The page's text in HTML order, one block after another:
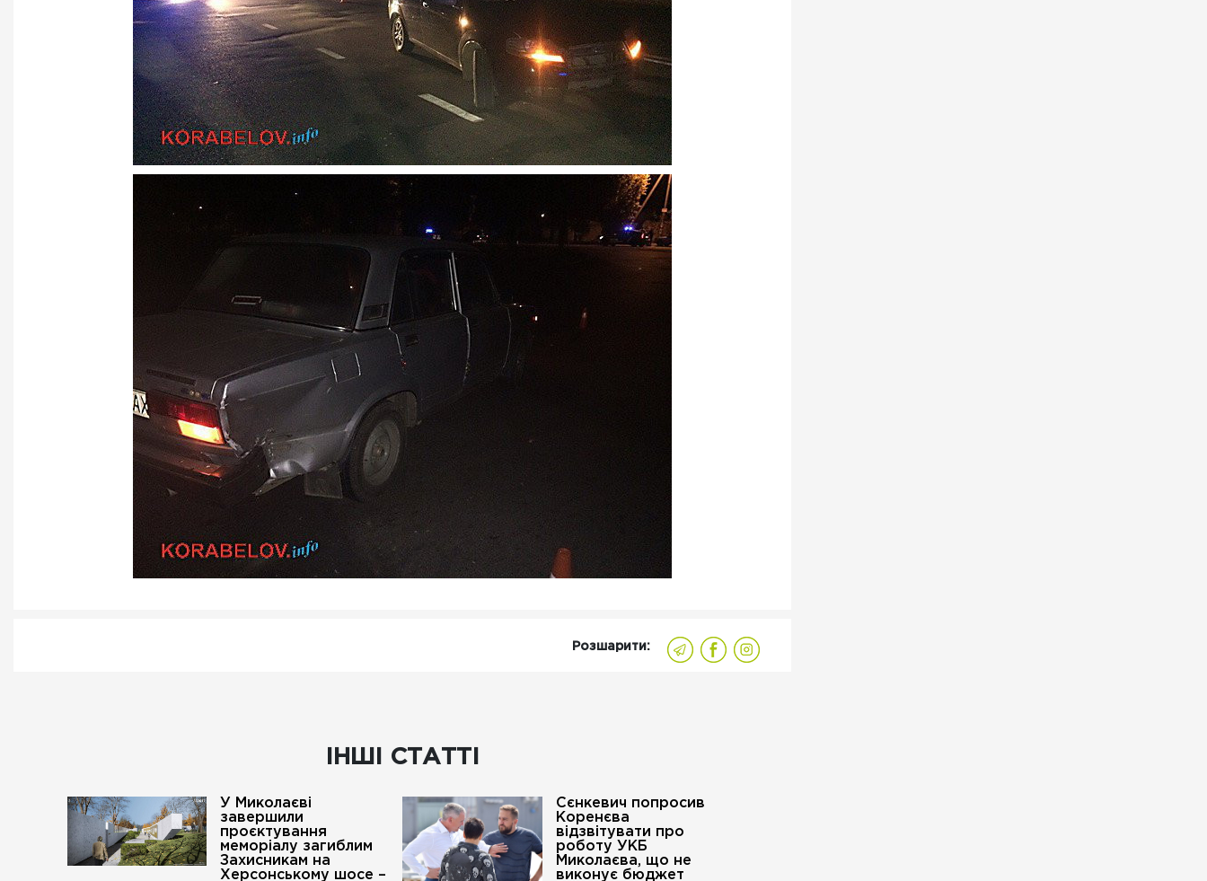
Розшарити:
ІНШІ СТАТТІ
У Миколаєві
завершили
проєктування
меморіалу загиблим
Захисникам на
Херсонському шосе –
Сєнкевич попросив
Коренєва
відзвітувати про
роботу УКБ
Миколаєва, що не
виконує бюджет